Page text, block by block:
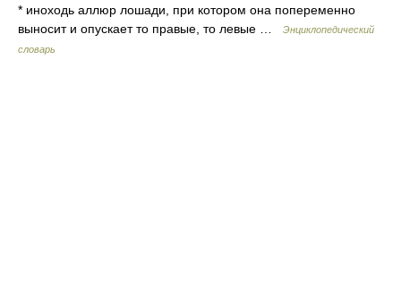
* иноходь аллюр лошади, при котором она попеременно
выносит и опускает то правые, то левые …
Энциклопедический
словарь